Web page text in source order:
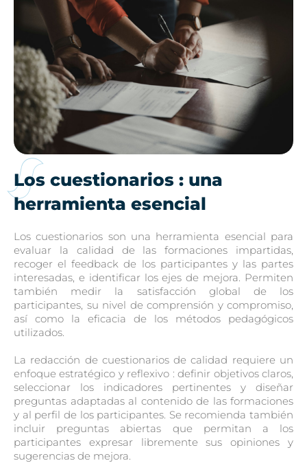
Los cuestionarios : una
herramienta esencial
Los cuestionarios son una herramienta esencial para
evaluar la calidad de las formaciones impartidas,
recoger el feedback de los participantes y las partes
interesadas, e identificar los ejes de mejora. Permiten
también medir la satisfacción global de los
participantes, su nivel de comprensión y compromiso,
así como la eficacia de los métodos pedagógicos
utilizados.
La redacción de cuestionarios de calidad requiere un
enfoque estratégico y reflexivo : definir objetivos claros,
seleccionar los indicadores pertinentes y diseñar
preguntas adaptadas al contenido de las formaciones
y al perfil de los participantes. Se recomienda también
incluir preguntas abiertas que permitan a los
participantes expresar libremente sus opiniones y
sugerencias de mejora.